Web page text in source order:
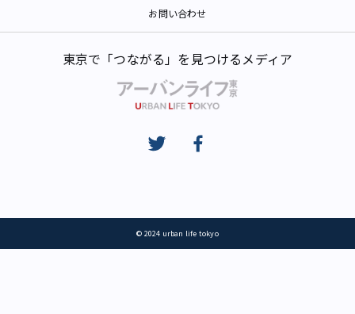
お問い合わせ
東京で「つながる」を見つけるメディア
© 2024 urban life tokyo